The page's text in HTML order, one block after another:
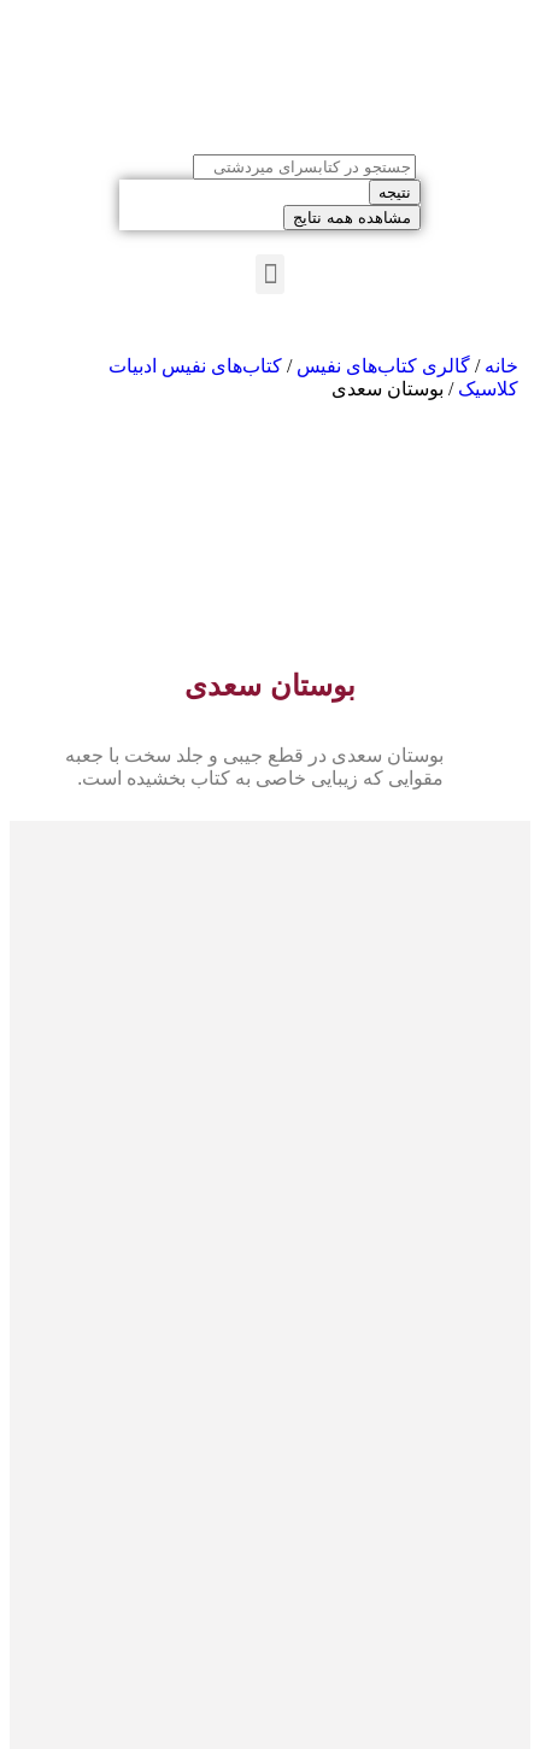
نتیجه
مشاهده همه نتایج
خانه / گالری کتاب‌های نفیس / کتاب‌های نفیس ادبیات
کلاسیک / بوستان سعدی
بوستان سعدی
بوستان سعدی در قطع جیبی و جلد سخت با جعبه
مقوایی که زیبایی خاصی به کتاب بخشیده است.